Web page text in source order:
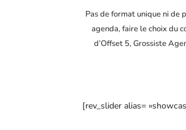
Pas de format unique ni de
agenda, faire le choix du
d’Offset 5, Grossiste
[rev_slider alias=